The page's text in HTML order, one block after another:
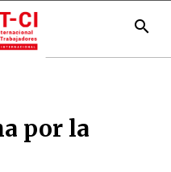
search
por la